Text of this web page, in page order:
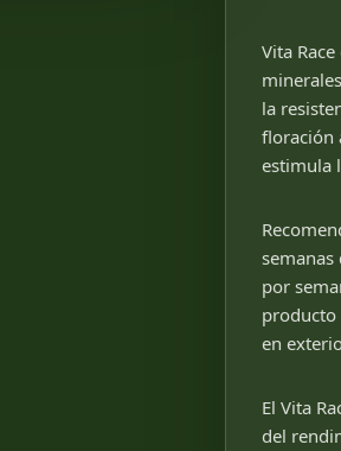
Vita
la
floración
estimula
semanas
por
producto
en
El Vita
del